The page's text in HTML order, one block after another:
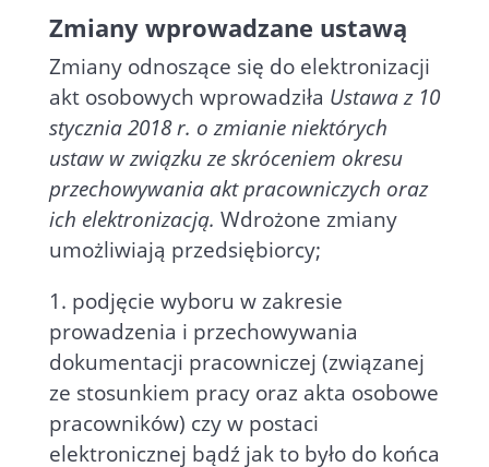
Zmiany wprowadzane ustawą
Zmiany odnoszące się do elektronizacji
akt osobowych wprowadziła Ustawa z 10
stycznia 2018 r. o zmianie niektórych
ustaw w związku ze skróceniem okresu
przechowywania akt pracowniczych oraz
ich elektronizacją. Wdrożone zmiany
umożliwiają przedsiębiorcy;
1. podjęcie wyboru w zakresie
prowadzenia i przechowywania
dokumentacji pracowniczej (związanej
ze stosunkiem pracy oraz akta osobowe
pracowników) czy w postaci
elektronicznej bądź jak to było do końca